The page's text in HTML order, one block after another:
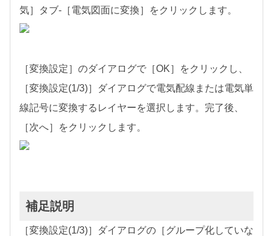
気］タブ-［電気図面に変換］をクリックします。
［変換設定］のダイアログで［OK］をクリックし、
［変換設定(1/3)］ダイアログで電気配線または電気単
線記号に変換するレイヤーを選択します。完了後、
［次へ］をクリックします。
補足説明
［変換設定(1/3)］ダイアログの［グループ化していな